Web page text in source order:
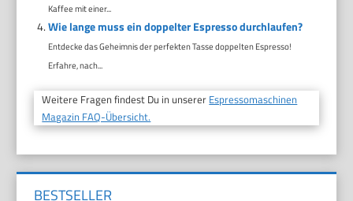
Kaffee mit einer...
Wie lange muss ein doppelter Espresso durchlaufen?
Entdecke das Geheimnis der perfekten Tasse doppelten Espresso!
Erfahre, nach...
Weitere Fragen findest Du in unserer Espressomaschinen
Magazin FAQ-Übersicht.
BESTSELLER